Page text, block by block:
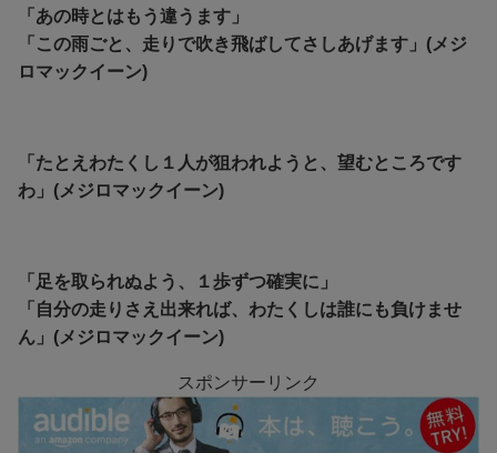
「あの時とはもう違うます」
「この雨ごと、走りで吹き飛ばしてさしあげます」(メジ
ロマックイーン)
「たとえわたくし１人が狙われようと、望むところです
わ」(メジロマックイーン)
「足を取られぬよう、１歩ずつ確実に」
「自分の走りさえ出来れば、わたくしは誰にも負けませ
ん」(メジロマックイーン)
スポンサーリンク